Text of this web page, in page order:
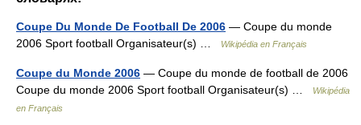
Coupe Du Monde De Football De 2006 — Coupe du monde
2006 Sport football Organisateur(s) …
Wikipédia en Français
Coupe du Monde 2006 — Coupe du monde de football de 2006
Coupe du monde 2006 Sport football Organisateur(s) …
Wikipédia
en Français